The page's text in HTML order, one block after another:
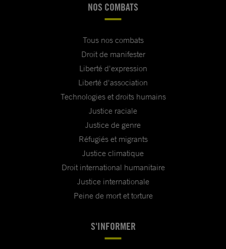
NOS COMBATS
Tous nos combats
Droit de manifester
Liberté d'expression
Liberté d'association
Technologies et droits humains
Justice raciale
Justice de genre
Réfugiés et migrants
Justice climatique
Droit international humanitaire
Justice internationale
Peine de mort et torture
S'INFORMER